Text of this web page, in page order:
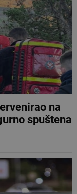
na
spuštena